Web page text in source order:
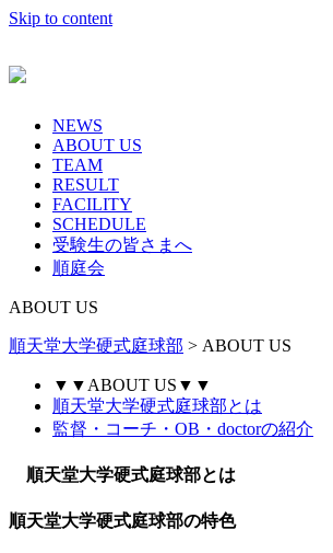
Skip to content
NEWS
ABOUT US
TEAM
RESULT
FACILITY
SCHEDULE
受験生の皆さまへ
順庭会
ABOUT US
順天堂大学硬式庭球部 > ABOUT US
▼▼ABOUT US▼▼
順天堂大学硬式庭球部とは
監督・コーチ・OB・doctorの紹介
順天堂大学硬式庭球部とは
順天堂大学硬式庭球部の特色